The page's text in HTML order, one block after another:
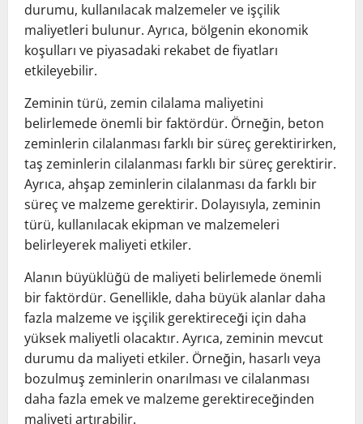
durumu, kullanılacak malzemeler ve işçilik
maliyetleri bulunur. Ayrıca, bölgenin ekonomik
koşulları ve piyasadaki rekabet de fiyatları
etkileyebilir.
Zeminin türü, zemin cilalama maliyetini
belirlemede önemli bir faktördür. Örneğin, beton
zeminlerin cilalanması farklı bir süreç gerektirirken,
taş zeminlerin cilalanması farklı bir süreç gerektirir.
Ayrıca, ahşap zeminlerin cilalanması da farklı bir
süreç ve malzeme gerektirir. Dolayısıyla, zeminin
türü, kullanılacak ekipman ve malzemeleri
belirleyerek maliyeti etkiler.
Alanın büyüklüğü de maliyeti belirlemede önemli
bir faktördür. Genellikle, daha büyük alanlar daha
fazla malzeme ve işçilik gerektireceği için daha
yüksek maliyetli olacaktır. Ayrıca, zeminin mevcut
durumu da maliyeti etkiler. Örneğin, hasarlı veya
bozulmuş zeminlerin onarılması ve cilalanması
daha fazla emek ve malzeme gerektireceğinden
maliyeti artırabilir.